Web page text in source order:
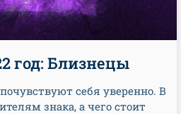
год: Близнецы
себя уверенно. В
знака, а чего стоит